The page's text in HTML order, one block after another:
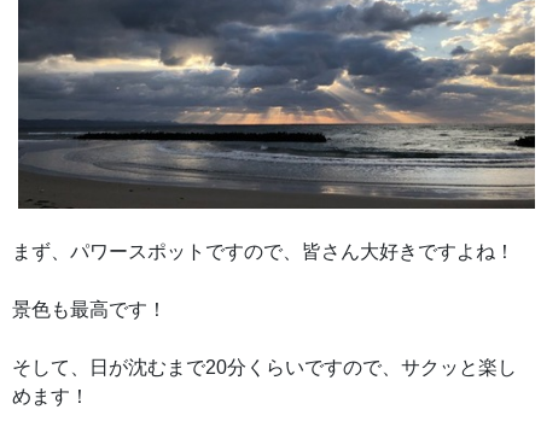
まず、パワースポットですので、皆さん大好きですよね！
景色も最高です！
そして、日が沈むまで20分くらいですので、サクッと楽し
めます！